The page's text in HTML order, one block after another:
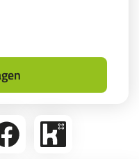
Bikeleasing
auf